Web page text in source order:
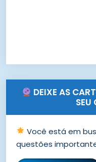
DEIXE AS
SEU
Você está em
questões